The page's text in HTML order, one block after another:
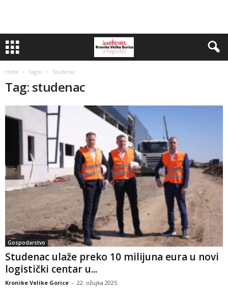
Home Tagovi Studenac
Tag: studenac
Gospodarstvo
Studenac ulaže preko 10 milijuna eura u novi
logistički centar u...
Kronike Velike Gorice - 22. ožujka 2025